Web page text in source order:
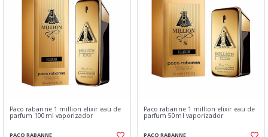
Paco rabanne 1 million elixir eau de
parfum 100ml vaporizador
PACO RABANNE
Paco rabanne 1 million elixir eau de
parfum 50ml vaporizador
PACO RABANNE